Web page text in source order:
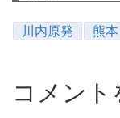
川内原発 熊
コメント